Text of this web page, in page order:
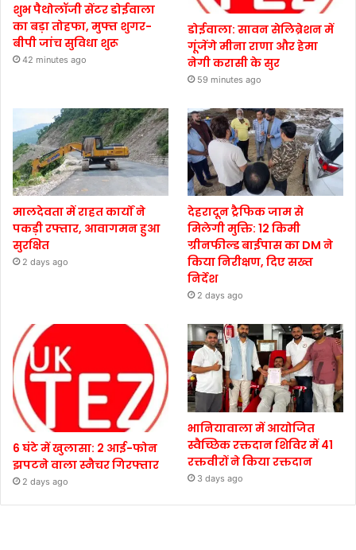
शुभ पैथोलॉजी सेंटर डोईवाला
का बड़ा तोहफा, मुफ्त शुगर-
बीपी जांच सुविधा शुरू
42 minutes ago
डोईवाला: सावन सेलिब्रेशन में
गूंजेंगे मीना राणा और हेमा
नेगी करासी के सुर
59 minutes ago
मालदेवता में राहत कार्यों ने
पकड़ी रफ्तार, आवागमन हुआ
सुरक्षित
2 days ago
देहरादून ट्रैफिक जाम से
मिलेगी मुक्ति: 12 किमी
ग्रीनफील्ड बाईपास का DM ने
किया निरीक्षण, दिए सख्त
निर्देश
2 days ago
6 घंटे में खुलासा: 2 आई-फोन
झपटने वाला स्नैचर गिरफ्तार
2 days ago
भानियावाला में आयोजित
स्वैच्छिक रक्तदान शिविर में 41
रक्तवीरों ने किया रक्तदान
3 days ago